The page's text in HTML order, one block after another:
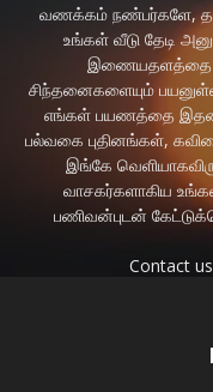
வணக்கம் நண்பர்களே,
உங்கள் வீடு தேடி
இணையதளத்தை
சிந்தனைகளையும்
எங்கள் பயணத்தை
பல்வகை புதினங்கள்,
இங்கே
வாசகர்களாகிய
பணிவன்புடன்
Contact